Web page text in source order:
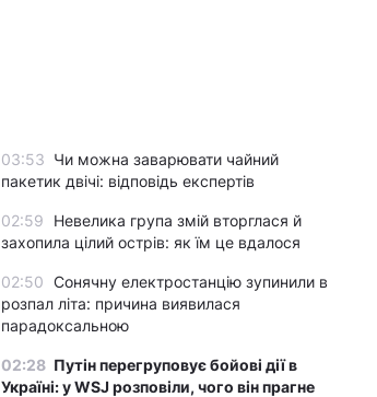
03:53 Чи можна заварювати чайний
пакетик двічі: відповідь експертів
02:59
Невелика група змій вторглася й
захопила цілий острів: як їм це вдалося
02:50 Сонячну електростанцію зупинили в
розпал літа: причина виявилася
парадоксальною
02:28 Путін перегруповує бойові дії в
Україні: у WSJ розповіли, чого він прагне